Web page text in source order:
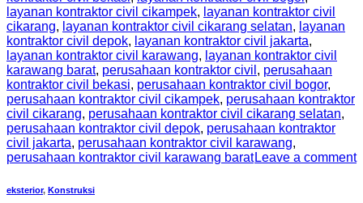
layanan kontraktor civil cikampek, layanan kontraktor civil
cikarang, layanan kontraktor civil cikarang selatan, layanan
kontraktor civil depok, layanan kontraktor civil jakarta,
layanan kontraktor civil karawang, layanan kontraktor civil
karawang barat, perusahaan kontraktor civil , perusahaan
kontraktor civil bekasi, perusahaan kontraktor civil bogor,
perusahaan kontraktor civil cikampek, perusahaan kontraktor
civil cikarang, perusahaan kontraktor civil cikarang selatan,
perusahaan kontraktor civil depok, perusahaan kontraktor
civil jakarta, perusahaan kontraktor civil karawang,
perusahaan kontraktor civil karawang barat Leave a comment
eksterior, Konstruksi